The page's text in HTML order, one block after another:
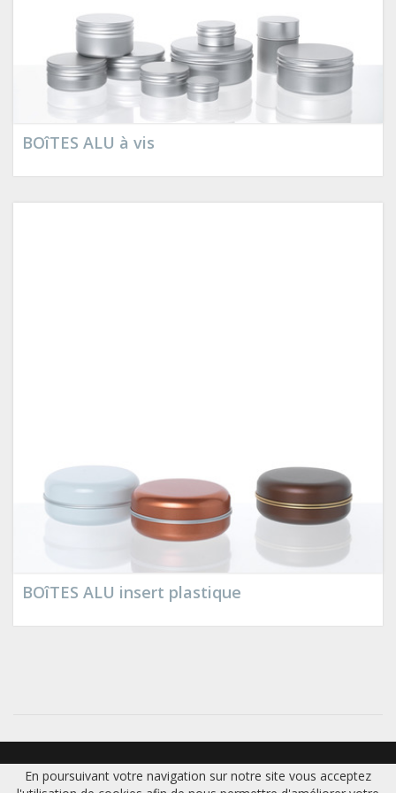
BOîTES ALU à vis
BOîTES ALU insert plastique
Accueil|Accueil| Contact|Plan du site| Mentions légales
© 2018 Europackcom -Réalisation Bexter
En poursuivant votre navigation sur notre site vous acceptez